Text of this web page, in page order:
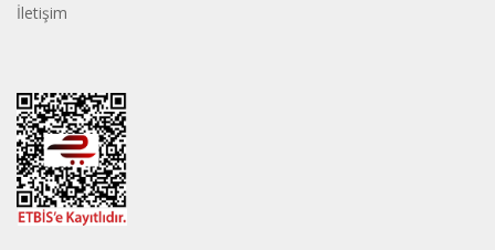
İletişim